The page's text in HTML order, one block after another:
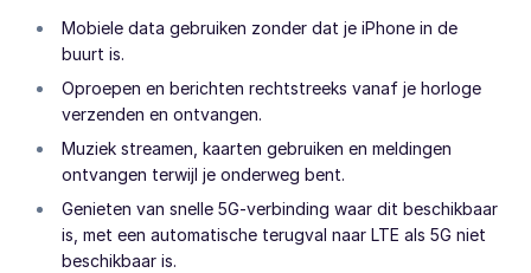
Mobiele data gebruiken zonder dat je iPhone in de
buurt is.
Oproepen en berichten rechtstreeks vanaf je horloge
verzenden en ontvangen.
Muziek streamen, kaarten gebruiken en meldingen
ontvangen terwijl je onderweg bent.
Genieten van snelle 5G-verbinding waar dit beschikbaar
is, met een automatische terugval naar LTE als 5G niet
beschikbaar is.